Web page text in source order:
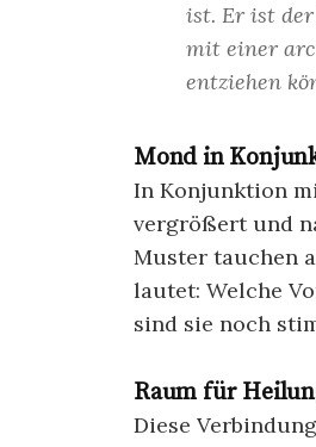
ist. Er ist
mit einer
entziehen
Mond in
In Konjunktion
vergrößert und
Muster tauchen
lautet: Welche
sind sie noch
Raum für
Diese